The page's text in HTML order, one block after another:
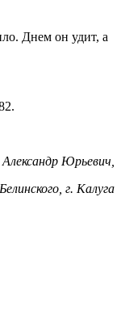
Днем он удит, а
Александр Юрьевич,
г. Калуга